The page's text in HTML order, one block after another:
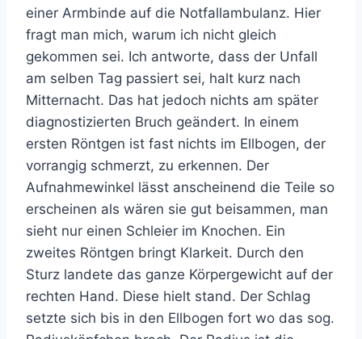
einer Armbinde auf die Notfallambulanz. Hier
fragt man mich, warum ich nicht gleich
gekommen sei. Ich antworte, dass der Unfall
am selben Tag passiert sei, halt kurz nach
Mitternacht. Das hat jedoch nichts am später
diagnostizierten Bruch geändert. In einem
ersten Röntgen ist fast nichts im Ellbogen, der
vorrangig schmerzt, zu erkennen. Der
Aufnahmewinkel lässt anscheinend die Teile so
erscheinen als wären sie gut beisammen, man
sieht nur einen Schleier im Knochen. Ein
zweites Röntgen bringt Klarkeit. Durch den
Sturz landete das ganze Körpergewicht auf der
rechten Hand. Diese hielt stand. Der Schlag
setzte sich bis in den Ellbogen fort wo das sog.